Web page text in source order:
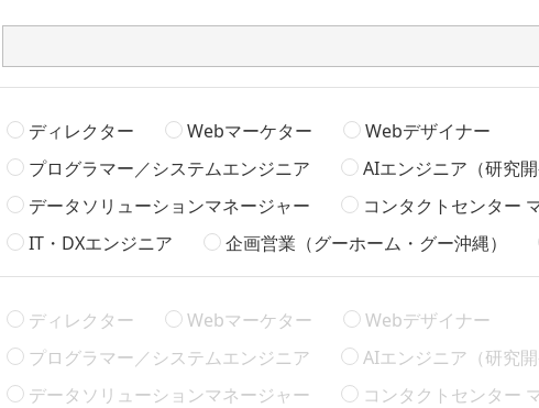
ディレクター Webマーケター
Webデザイナー
プログラマー／システムエンジニア
AIエンジニア（研究開
データソリューションマネージャー
コンタクトセンター
IT・DXエンジニア
企画営業（グーホーム・グー沖縄）
ディレクター Webマーケター
Webデザイナー
プログラマー／システムエンジニア
AIエンジニア（研究開
データソリューションマネージャー
コンタクトセンター